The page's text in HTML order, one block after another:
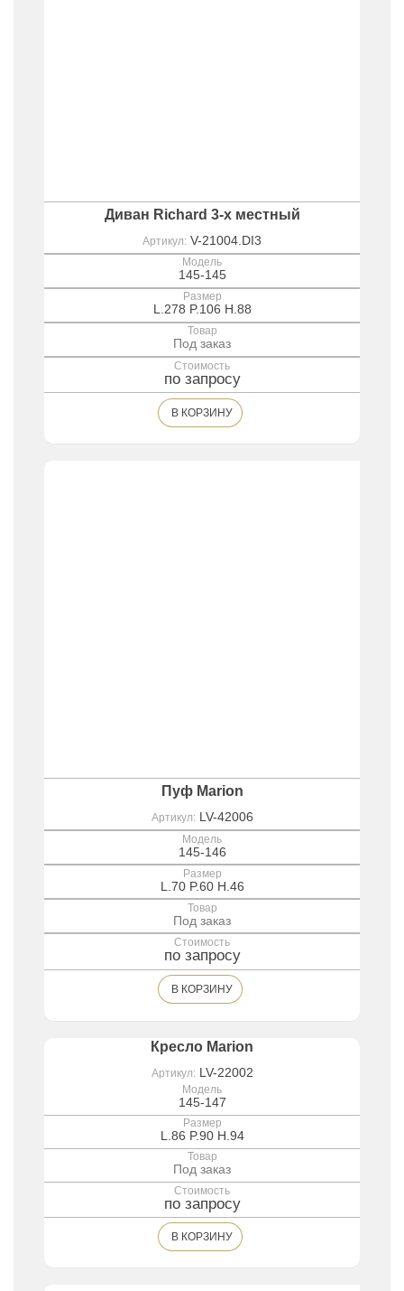
Диван Richard 3-х местный
Артикул: V-21004.DI3
Модель
145-145
Размер
L.278 P.106 H.88
Товар
Под заказ
Стоимость
по запросу
В КОРЗИНУ
Пуф Marion
Артикул: LV-42006
Модель
145-146
Размер
L.70 P.60 H.46
Товар
Под заказ
Стоимость
по запросу
В КОРЗИНУ
Кресло Marion
Артикул: LV-22002
Модель
145-147
Размер
L.86 P.90 H.94
Товар
Под заказ
Стоимость
по запросу
В КОРЗИНУ